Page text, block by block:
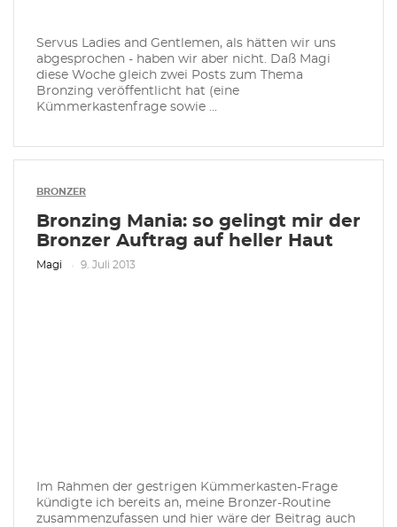
Servus Ladies and Gentlemen, als hätten wir uns
abgesprochen - haben wir aber nicht. Daß Magi
diese Woche gleich zwei Posts zum Thema
Bronzing veröffentlicht hat (eine
Kümmerkastenfrage sowie ...
BRONZER
Bronzing Mania: so gelingt mir der
Bronzer Auftrag auf heller Haut
Magi 9. Juli 2013
Im Rahmen der gestrigen Kümmerkasten-Frage
kündigte ich bereits an, meine Bronzer-Routine
zusammenzufassen und hier wäre der Beitrag auch